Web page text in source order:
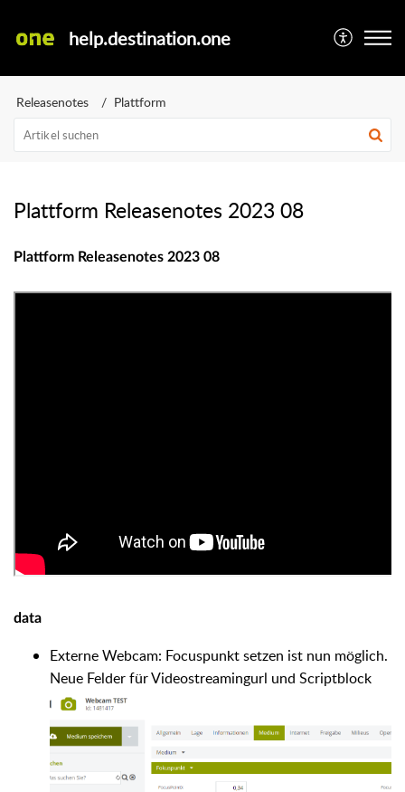
help.destination.one
Releasenotes Plattform
Plattform Releasenotes 2023 08
Plattform Releasenotes 2023 08
data
Externe Webcam: Focuspunkt setzen ist nun möglich.
Neue Felder für Videostreamingurl und Scriptblock